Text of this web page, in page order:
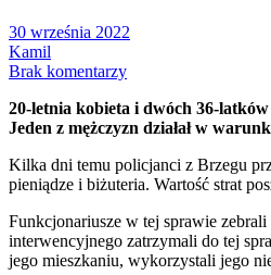
30 września 2022
Kamil
Brak komentarzy
20-letnia kobieta i dwóch 36-latków
Jeden z mężczyzn działał w
Kilka dni temu policjanci z Brzegu
pieniądze i biżuteria. Wartość strat
Funkcjonariusze w tej sprawie
interwencyjnego zatrzymali do tej
jego mieszkaniu, wykorzystali jego